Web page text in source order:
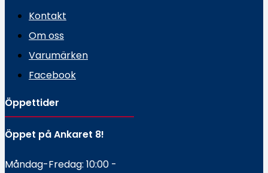
Kontakt
Om oss
Varumärken
Facebook
Öppettider
Öppet på Ankaret 8!
Måndag-Fredag: 10:00 -